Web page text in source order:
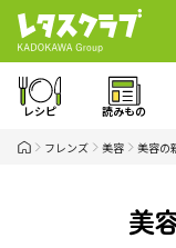
レシピ 読みもの
フレンズ 美容 美容の
美